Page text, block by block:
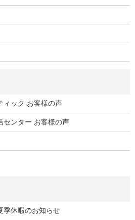
ィック お客様の声
センター お客様の声
季休暇のお知らせ